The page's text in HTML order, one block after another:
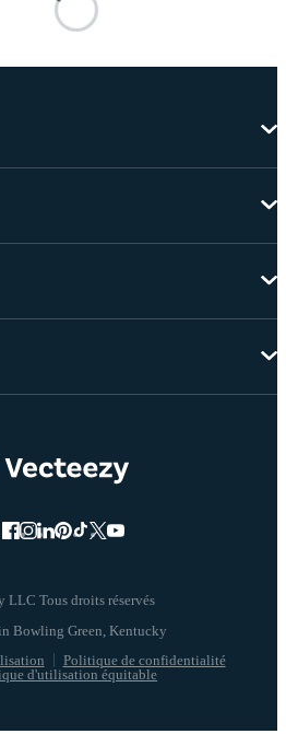
LLC Tous droits réservés
Politique de confidentialité
d'utilisation équitable